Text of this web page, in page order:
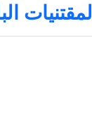
المقتنيات